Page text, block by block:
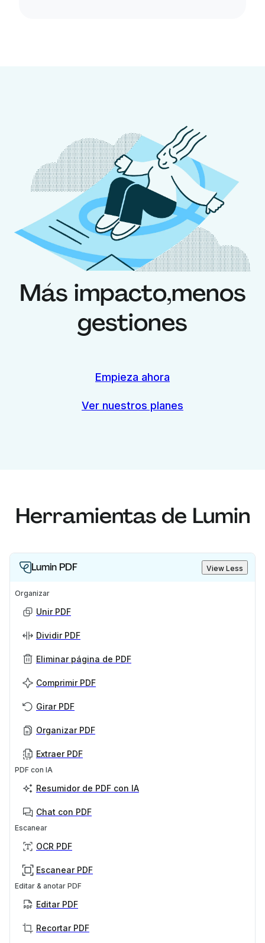
Más impacto,menos
gestiones
Empieza ahora
Ver nuestros planes
Herramientas de Lumin
Lumin PDF View Less
Organizar
Unir PDF
Dividir PDF
Eliminar página de PDF
Comprimir PDF
Girar PDF
Organizar PDF
Extraer PDF
PDF con IA
Resumidor de PDF con IA
Chat con PDF
Escanear
OCR PDF
Escanear PDF
Editar & anotar PDF
Editar PDF
Recortar PDF